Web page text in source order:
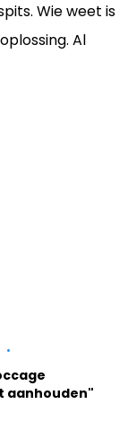
Wie weet is
Al
.
aanhouden"